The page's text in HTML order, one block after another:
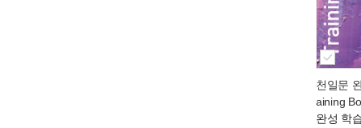
천일문
aining
완성 학